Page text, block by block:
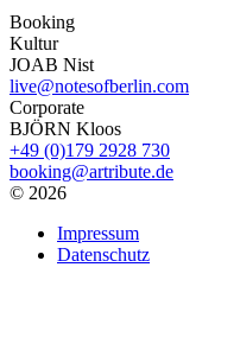
Booking
Kultur
JOAB Nist
live@notesofberlin.com
Corporate
BJÖRN Kloos
+49 (0)179 2928 730
booking@artribute.de
© 2026
Impressum
Datenschutz